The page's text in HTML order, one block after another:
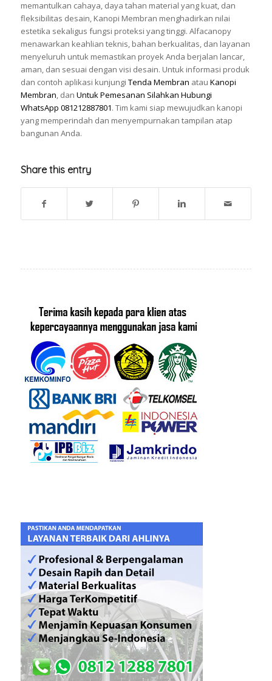
memantulkan cahaya, daya tahan material yang kuat, dan
fleksibilitas desain, Kanopi Membran menghadirkan nilai
estetika sekaligus fungsi proteksi yang tinggi. Alfacanopy
menawarkan keahlian teknis, bahan berkualitas, dan layanan
menyeluruh untuk memastikan proyek Anda berjalan lancar,
aman, dan sesuai dengan visi desain. Untuk informasi produk
dan contoh aplikasi kunjungi Tenda Membran atau Kanopi
Membran, dan Untuk Pemesanan Silahkan Hubungi
WhatsApp 081212887801. Tim kami siap mewujudkan kanopi
yang memperindah dan menyempurnakan tampilan atap
bangunan Anda.
Share this entry